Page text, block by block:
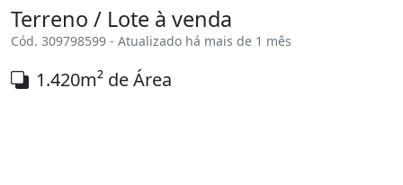
Terreno / Lote à venda
Cód. 309798599 - Atualizado há mais de 1 mês
1.420m² de Área